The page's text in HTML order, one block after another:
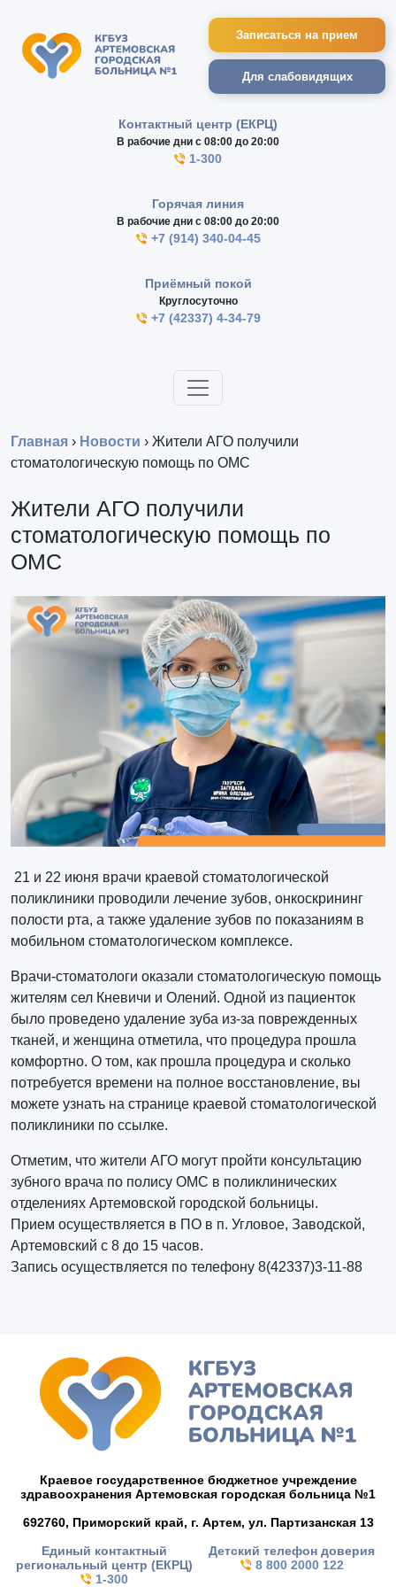
Записаться на прием
Для слабовидящих
Контактный центр (ЕКРЦ)
В рабочие дни с 08:00 до 20:00
1-300
Горячая линия
В рабочие дни с 08:00 до 20:00
+7 (914) 340-04-45
Приёмный покой
Круглосуточно
+7 (42337) 4-34-79
Главная › Новости › Жители АГО получили
стоматологическую помощь по ОМС
Жители АГО получили
стоматологическую помощь по
ОМС
21 и 22 июня врачи краевой стоматологической
поликлиники проводили лечение зубов, онкоскрининг
полости рта, а также удаление зубов по показаниям в
мобильном стоматологическом комплексе.
Врачи-стоматологи оказали стоматологическую помощь
жителям сел Кневичи и Олений. Одной из пациенток
было проведено удаление зуба из-за поврежденных
тканей, и женщина отметила, что процедура прошла
комфортно. О том, как прошла процедура и сколько
потребуется времени на полное восстановление, вы
можете узнать на странице краевой стоматологической
поликлиники по ссылке.
Отметим, что жители АГО могут пройти консультацию
зубного врача по полису ОМС в поликлинических
отделениях Артемовской городской больницы.
Прием осуществляется в ПО в п. Угловое, Заводской,
Артемовский с 8 до 15 часов.
Запись осуществляется по телефону 8(42337)3-11-88
Краевое государственное бюджетное учреждение
здравоохранения Артемовская городская больница №1
692760, Приморский край, г. Артем, ул. Партизанская 13
Единый контактный
региональный центр (ЕКРЦ)
1-300
Детский телефон доверия
8 800 2000 122